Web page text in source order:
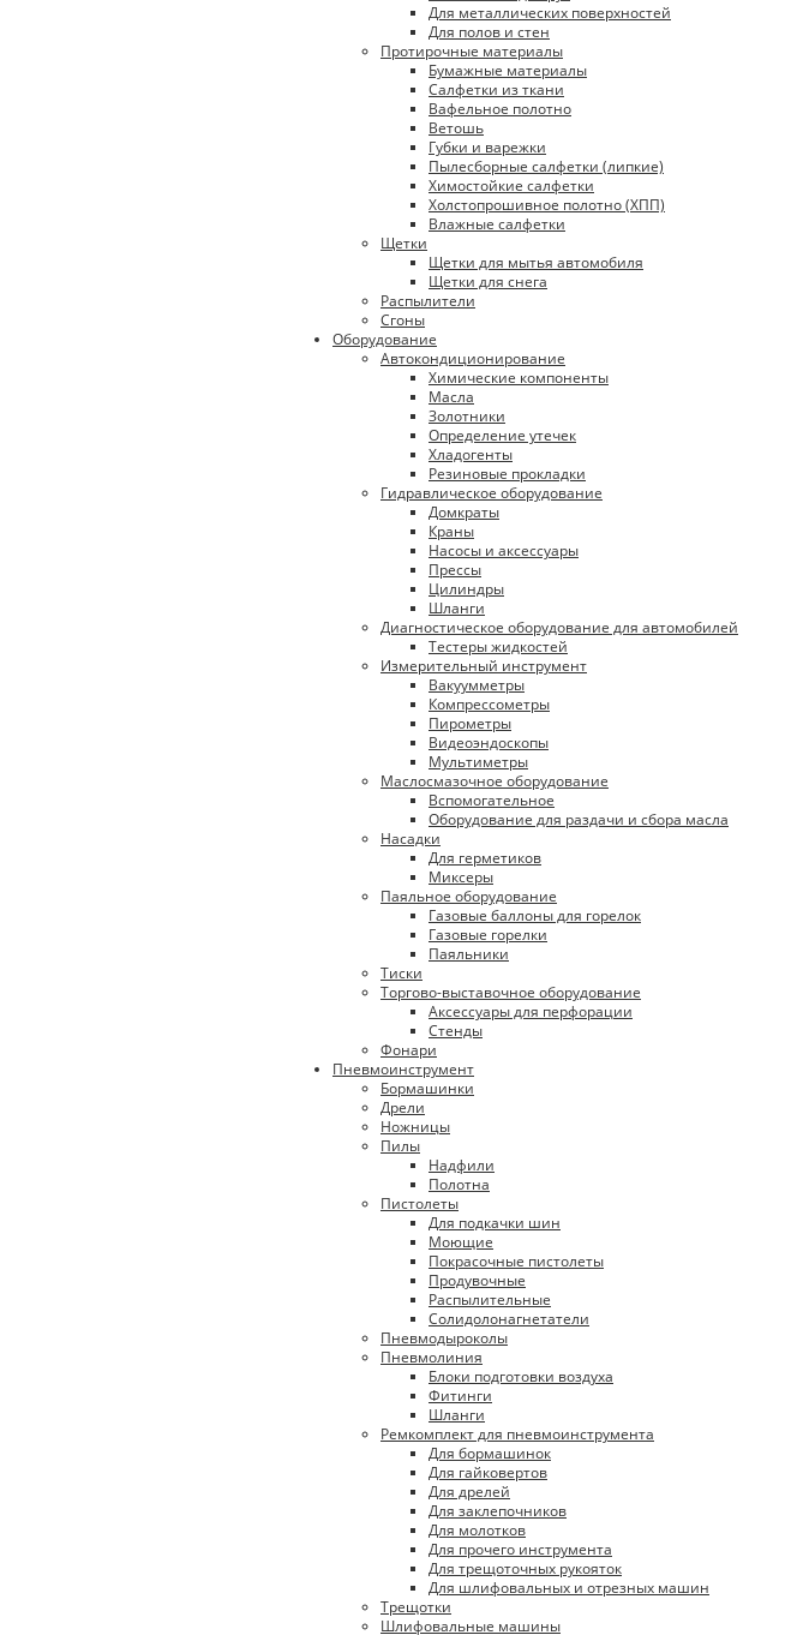
Для металлических поверхностей
Для полов и стен
Протирочные материалы
Бумажные материалы
Салфетки из ткани
Вафельное полотно
Ветошь
Губки и варежки
Пылесборные салфетки (липкие)
Химостойкие салфетки
Холстопрошивное полотно (ХПП)
Влажные салфетки
Щетки
Щетки для мытья автомобиля
Щетки для снега
Распылители
Сгоны
Оборудование
Автокондиционирование
Химические компоненты
Масла
Золотники
Определение утечек
Хладогенты
Резиновые прокладки
Гидравлическое оборудование
Домкраты
Краны
Насосы и аксессуары
Прессы
Цилиндры
Шланги
Диагностическое оборудование для автомобилей
Тестеры жидкостей
Измерительный инструмент
Вакуумметры
Компрессометры
Пирометры
Видеоэндоскопы
Мультиметры
Маслосмазочное оборудование
Вспомогательное
Оборудование для раздачи и сбора масла
Насадки
Для герметиков
Миксеры
Паяльное оборудование
Газовые баллоны для горелок
Газовые горелки
Паяльники
Тиски
Торгово-выставочное оборудование
Аксессуары для перфорации
Стенды
Фонари
Пневмоинструмент
Бормашинки
Дрели
Ножницы
Пилы
Надфили
Полотна
Пистолеты
Для подкачки шин
Моющие
Покрасочные пистолеты
Продувочные
Распылительные
Солидолонагнетатели
Пневмодыроколы
Пневмолиния
Блоки подготовки воздуха
Фитинги
Шланги
Ремкомплект для пневмоинструмента
Для бормашинок
Для гайковертов
Для дрелей
Для заклепочников
Для молотков
Для прочего инструмента
Для трещоточных рукояток
Для шлифовальных и отрезных машин
Трещотки
Шлифовальные машины